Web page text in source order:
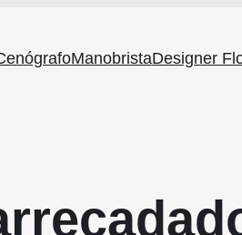
ManobristaDesigner